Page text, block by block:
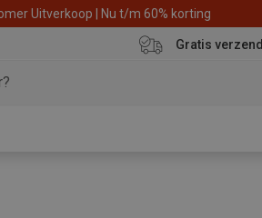
Uitverkoop | Nu t/m 60% korting
Gratis